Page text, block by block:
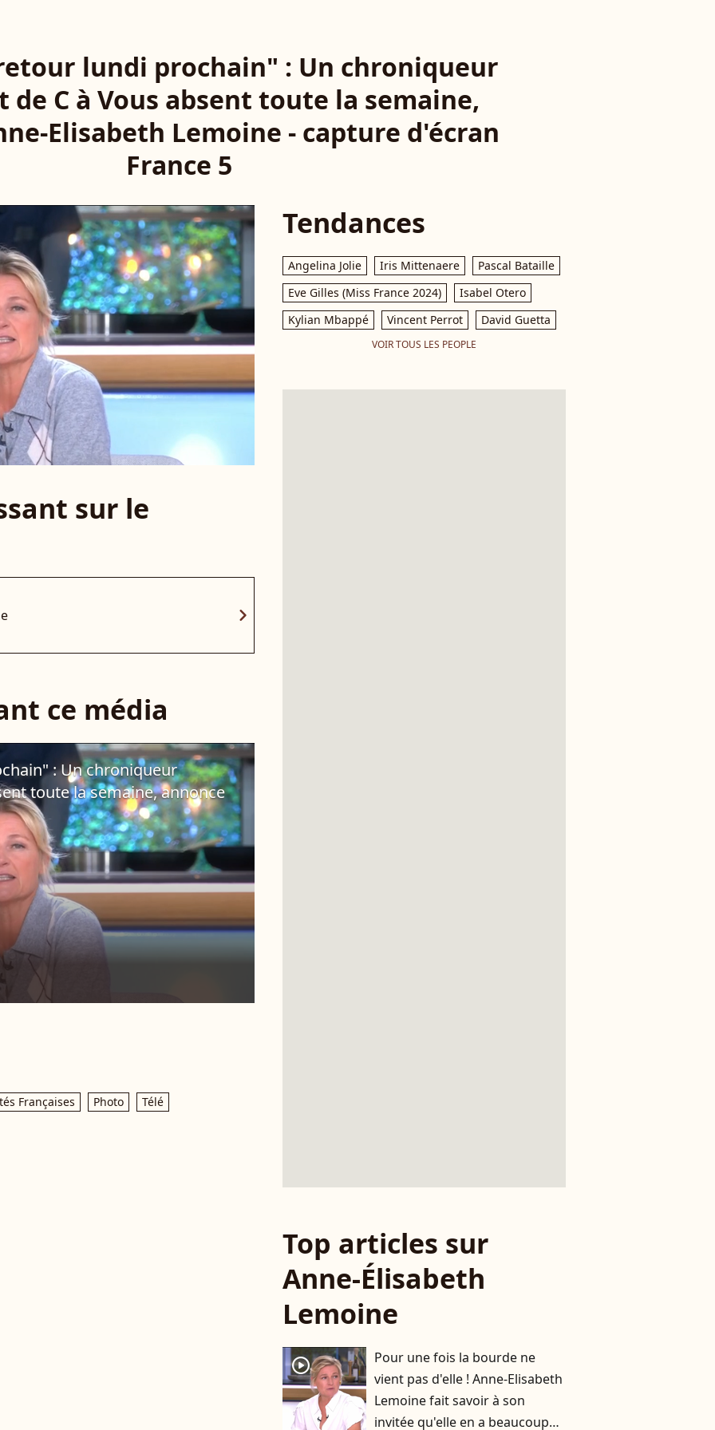
lundi prochain" : Un chroniqueur
C à Vous absent toute la semaine,
Elisabeth Lemoine - capture d'écran
France 5
sur le
chevron_right
ce média
: Un chroniqueur
toute la semaine, annonce
Françaises Photo
Télé
Tendances
Angelina Jolie Iris Mittenaere
Pascal Bataille
Eve Gilles (Miss France 2024)
Isabel Otero
Kylian Mbappé
Vincent Perrot David Guetta
VOIR TOUS LES PEOPLE
Top articles sur
Anne-Élisabeth
Lemoine
player2
Pour une fois la bourde ne
vient pas d'elle ! Anne-Elisabeth
Lemoine fait savoir à son
invitée qu'elle en a beaucoup